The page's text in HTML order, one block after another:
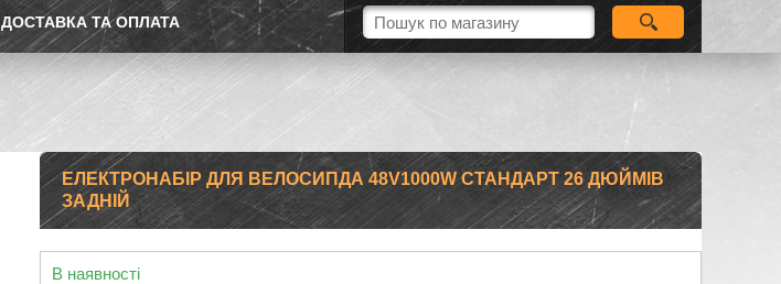
ДОСТАВКА ТА ОПЛАТА
ЕЛЕКТРОНАБІР ДЛЯ ВЕЛОСИПДА 48V1000W СТАНДАРТ 26 ДЮЙМІВ
ЗАДНІЙ
В наявності